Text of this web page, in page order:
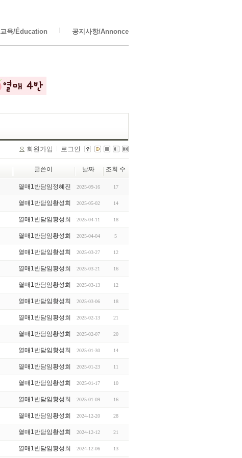
교육/Éducation 공지사항/Annonce
회원가입 로그인
글쓴이 날짜 조회 수
열매1반담임정혜진 2025-09-16 17
열매1반담임황성희 2025-05-02 14
열매1반담임황성희 2025-04-11 18
열매1반담임황성희 2025-04-04 5
열매1반담임황성희 2025-03-27 12
열매1반담임황성희 2025-03-21 16
열매1반담임황성희 2025-03-13 12
열매1반담임황성희 2025-03-06 18
열매1반담임황성희 2025-02-13 21
열매1반담임황성희 2025-02-07 20
열매1반담임황성희 2025-01-30 14
열매1반담임황성희 2025-01-23 11
열매1반담임황성희 2025-01-17 10
열매1반담임황성희 2025-01-09 16
열매1반담임황성희 2024-12-20 28
열매1반담임황성희 2024-12-12 21
열매1반담임황성희 2024-12-06 13